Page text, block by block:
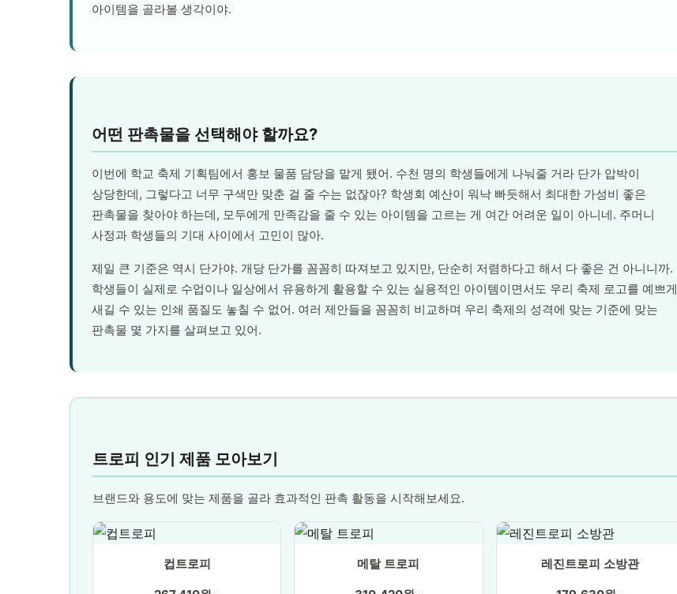
아이템을 골라볼 생각이야.
어떤 판촉물을 선택해야 할까요?
이번에 학교 축제 기획팀에서 홍보 물품 담당을 맡게 됐어. 수천 명의 학생들에게 나눠줄 거라 단가 압박이
상당한데, 그렇다고 너무 구색만 맞춘 걸 줄 수는 없잖아? 학생회 예산이 워낙 빠듯해서 최대한 가성비 좋은
판촉물을 찾아야 하는데, 모두에게 만족감을 줄 수 있는 아이템을 고르는 게 여간 어려운 일이 아니네. 주머니
사정과 학생들의 기대 사이에서 고민이 많아.
제일 큰 기준은 역시 단가야. 개당 단가를 꼼꼼히 따져보고 있지만, 단순히 저렴하다고 해서 다 좋은 건 아니니까.
학생들이 실제로 수업이나 일상에서 유용하게 활용할 수 있는 실용적인 아이템이면서도 우리 축제 로고를 예쁘게
새길 수 있는 인쇄 품질도 놓칠 수 없어. 여러 제안들을 꼼꼼히 비교하며 우리 축제의 성격에 맞는 기준에 맞는
판촉물 몇 가지를 살펴보고 있어.
트로피 인기 제품 모아보기
브랜드와 용도에 맞는 제품을 골라 효과적인 판촉 활동을 시작해보세요.
컵트로피 메탈 트로피 레진트로피 소방관